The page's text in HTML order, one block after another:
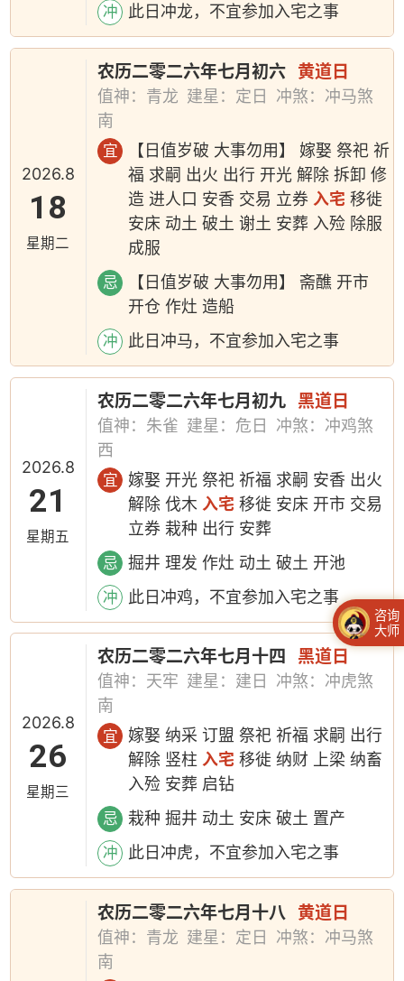
冲 此日冲龙，不宜参加入宅之事
2026.8
18
星期二
农历二零二六年七月初六 黄道日
值神：青龙 建星：定日
冲煞：冲马煞
南
宜
【日值岁破 大事勿用】 嫁娶 祭祀 祈
福 求嗣 出火 出行 开光 解除 拆卸 修
造 进人口 安香 交易 立券 入宅 移徙
安床 动土 破土 谢土 安葬 入殓 除服
成服
忌
【日值岁破 大事勿用】 斋醮 开市
开仓 作灶 造船
冲 此日冲马，不宜参加入宅之事
2026.8
21
星期五
农历二零二六年七月初九 黑道日
值神：朱雀 建星：危日
冲煞：冲鸡煞
西
宜
嫁娶 开光 祭祀 祈福 求嗣 安香 出火
解除 伐木 入宅 移徙 安床 开市 交易
立券 栽种 出行 安葬
忌 掘井 理发 作灶 动土 破土 开池
冲 此日冲鸡，不宜参加入宅之事
2026.8
26
星期三
农历二零二六年七月十四 黑道日
值神：天牢 建星：建日
冲煞：冲虎煞
南
宜
嫁娶 纳采 订盟 祭祀 祈福 求嗣 出行
解除 竖柱入宅 移徙 纳财 上梁 纳畜
入殓 安葬 启钻
忌 栽种 掘井 动土 安床 破土 置产
冲 此日冲虎，不宜参加入宅之事
农历二零二六年七月十八 黄道日
值神：青龙 建星：定日
冲煞：冲马煞
南
咨询
大师